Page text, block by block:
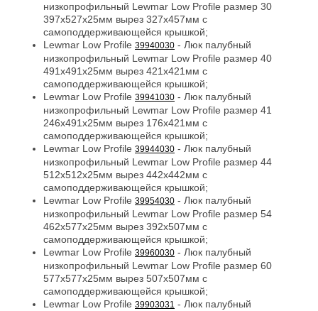
низкопрофильный Lewmar Low Profile размер 30
397x527x25мм вырез 327x457мм с
самоподдерживающейся крышкой;
Lewmar Low Profile 39940030 - Люк палубный
низкопрофильный Lewmar Low Profile размер 40
491x491x25мм вырез 421x421мм с
самоподдерживающейся крышкой;
Lewmar Low Profile 39941030 - Люк палубный
низкопрофильный Lewmar Low Profile размер 41
246x491x25мм вырез 176x421мм с
самоподдерживающейся крышкой;
Lewmar Low Profile 39944030 - Люк палубный
низкопрофильный Lewmar Low Profile размер 44
512x512x25мм вырез 442x442мм с
самоподдерживающейся крышкой;
Lewmar Low Profile 39954030 - Люк палубный
низкопрофильный Lewmar Low Profile размер 54
462x577x25мм вырез 392x507мм с
самоподдерживающейся крышкой;
Lewmar Low Profile 39960030 - Люк палубный
низкопрофильный Lewmar Low Profile размер 60
577x577x25мм вырез 507x507мм с
самоподдерживающейся крышкой;
Lewmar Low Profile 39903031 - Люк палубный